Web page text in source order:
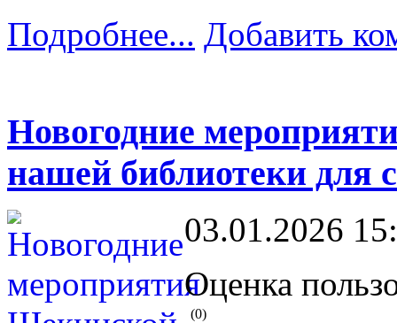
Подробнее... Добавить
Новогодние
нашей библиотеки для
03.01.2026
Оценка
(0)